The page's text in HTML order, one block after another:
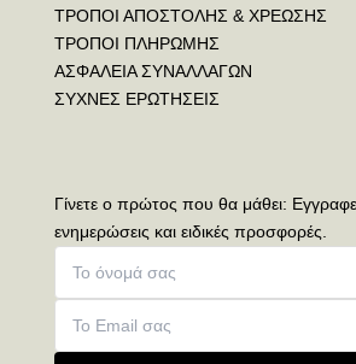
ΤΡΟΠΟΙ ΑΠΟΣΤΟΛΗΣ & ΧΡΕΩΣΗΣ
ΤΡΟΠΟΙ ΠΛΗΡΩΜΗΣ
ΑΣΦΑΛΕΙΑ ΣΥΝΑΛΛΑΓΩΝ
ΣΥΧΝΕΣ ΕΡΩΤΗΣΕΙΣ
Γίνετε ο πρώτος που θα μάθει:
ενημερώσεις και ειδικές προσφορές.